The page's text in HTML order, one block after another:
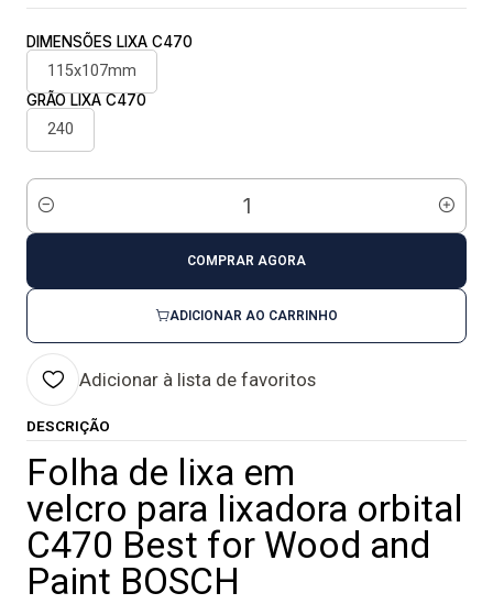
DIMENSÕES LIXA C470
115x107mm
GRÃO LIXA C470
240
Quantidade
ADICIONAR AO CARRINHO
COMPRAR AGORA
Adicionar à lista de favoritos
DESCRIÇÃO
Folha de lixa em
velcro para lixadora orbital
C470 Best for Wood and
Paint BOSCH